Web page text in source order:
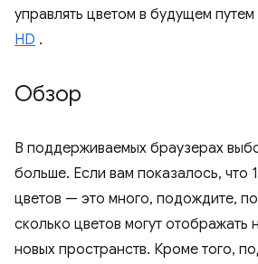
управлять цветом в будущем путем
HD .
Обзор
В поддерживаемых браузерах
больше. Если вам показалось, что
цветов — это много, подождите,
сколько цветов могут отображать
новых пространств. Кроме того,